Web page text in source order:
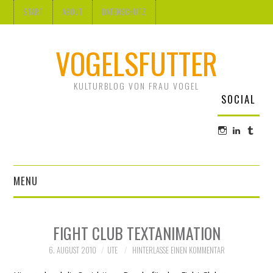
START ABOUT DATENSCHUTZ
VOGELSFUTTER
KULTURBLOG VON FRAU VOGEL
SOCIAL
Profil
Instagram
Profil
aufauf
MENU
KUNSTFIGHT CLUB TEXTANIMATION
6. AUGUST 2010 UTE HINTERLASSE EINEN KOMMENTAR